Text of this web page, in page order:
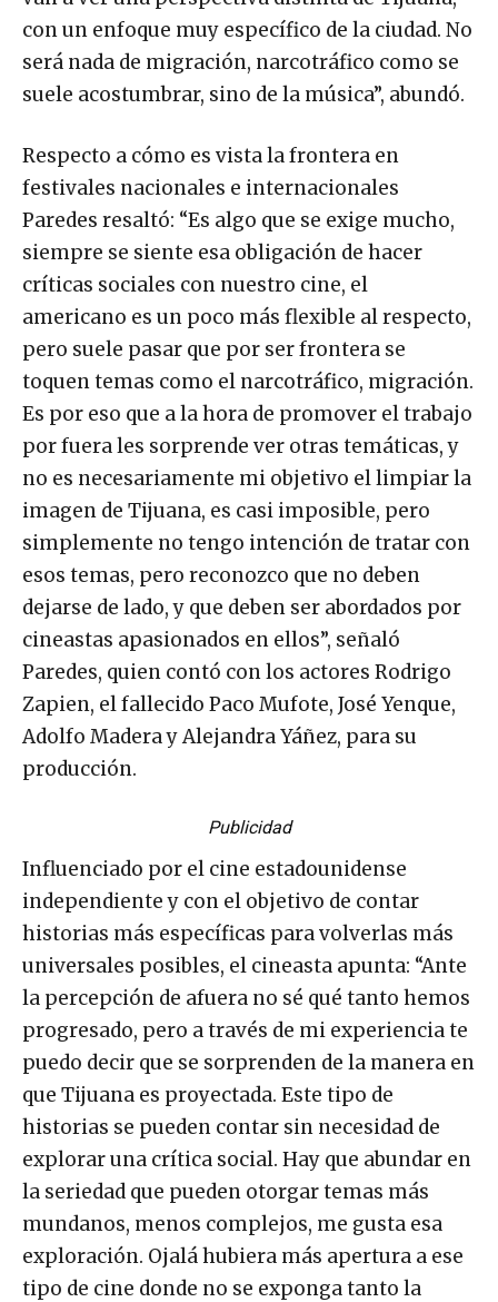
con un enfoque muy específico de la ciudad. No
será nada de migración, narcotráfico como se
suele acostumbrar, sino de la música”, abundó.
Respecto a cómo es vista la frontera en
festivales nacionales e internacionales
Paredes resaltó: “Es algo que se exige mucho,
siempre se siente esa obligación de hacer
críticas sociales con nuestro cine, el
americano es un poco más flexible al respecto,
pero suele pasar que por ser frontera se
toquen temas como el narcotráfico, migración.
Es por eso que a la hora de promover el trabajo
por fuera les sorprende ver otras temáticas, y
no es necesariamente mi objetivo el limpiar la
imagen de Tijuana, es casi imposible, pero
simplemente no tengo intención de tratar con
esos temas, pero reconozco que no deben
dejarse de lado, y que deben ser abordados por
cineastas apasionados en ellos”, señaló
Paredes, quien contó con los actores Rodrigo
Zapien, el fallecido Paco Mufote, José Yenque,
Adolfo Madera y Alejandra Yáñez, para su
producción.
Publicidad
Influenciado por el cine estadounidense
independiente y con el objetivo de contar
historias más específicas para volverlas más
universales posibles, el cineasta apunta: “Ante
la percepción de afuera no sé qué tanto hemos
progresado, pero a través de mi experiencia te
puedo decir que se sorprenden de la manera en
que Tijuana es proyectada. Este tipo de
historias se pueden contar sin necesidad de
explorar una crítica social. Hay que abundar en
la seriedad que pueden otorgar temas más
mundanos, menos complejos, me gusta esa
exploración. Ojalá hubiera más apertura a ese
tipo de cine donde no se exponga tanto la